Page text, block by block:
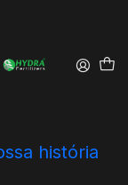
história